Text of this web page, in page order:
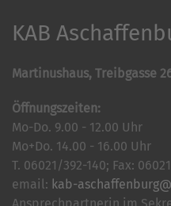
KAB
Martinushaus, Treibgasse
Öffnungszeiten:
Mo-Do. 9.00 - 12.00 Uhr
Mo+Do. 14.00 - 16.00 Uhr
T. 06021/392-140; Fax:
email: kab-